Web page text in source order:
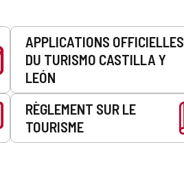
APPLICATIONS OFFICIELLES
DU TURISMO CASTILLA Y
LEÓN
RÈGLEMENT SUR LE
TOURISME